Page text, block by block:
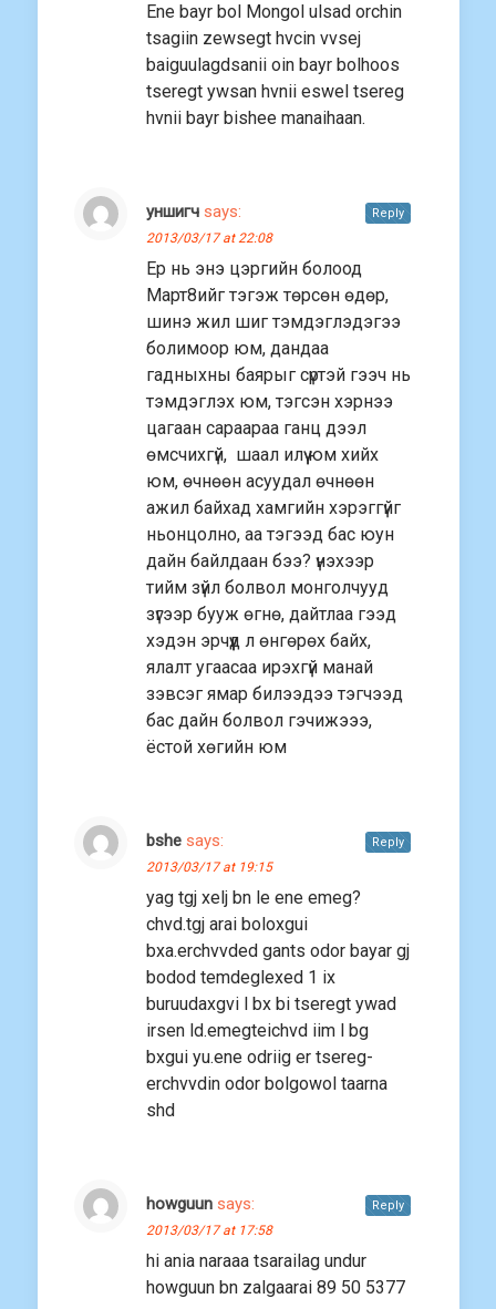
Ene bayr bol Mongol ulsad orchin
tsagiin zewsegt hvcin vvsej
baiguulagdsanii oin bayr bolhoos
tseregt ywsan hvnii eswel tsereg
hvnii bayr bishee manaihaan.
уншигч says:
2013/03/17 at 22:08
Ер нь энэ цэргийн болоод
Март8ийг тэгэж төрсөн өдөр,
шинэ жил шиг тэмдэглэдэгээ
болимоор юм, дандаа
гадныхны баярыг сүртэй гээч нь
тэмдэглэх юм, тэгсэн хэрнээ
цагаан сараараа ганц дээл
өмсчихгүй, шаал илүү юм хийх
юм, өчнөөн асуудал өчнөөн
ажил байхад хамгийн хэрэггүйг
ньонцолно, аа тэгээд бас юун
дайн байлдаан бээ? үнэхээр
тийм зүйл болвол монголчууд
зүгээр бууж өгнө, дайтлаа гээд
хэдэн эрчүүд л өнгөрөх байх,
ялалт угаасаа ирэхгүй манай
зэвсэг ямар билээдээ тэгчээд
бас дайн болвол гэчижэээ,
ёстой хөгийн юм
Reply
bshe says:
2013/03/17 at 19:15
yag tgj xelj bn le ene emeg?
chvd.tgj arai boloxgui
bxa.erchvvded gants odor bayar gj
bodod temdeglexed 1 ix
buruudaxgvi l bx bi tseregt ywad
irsen ld.emegteichvd iim l bg
bxgui yu.ene odriig er tsereg-
erchvvdin odor bolgowol taarna
shd
Reply
howguun says:
2013/03/17 at 17:58
hi ania naraaa tsarailag undur
howguun bn zalgaarai 89 50 5377
Reply